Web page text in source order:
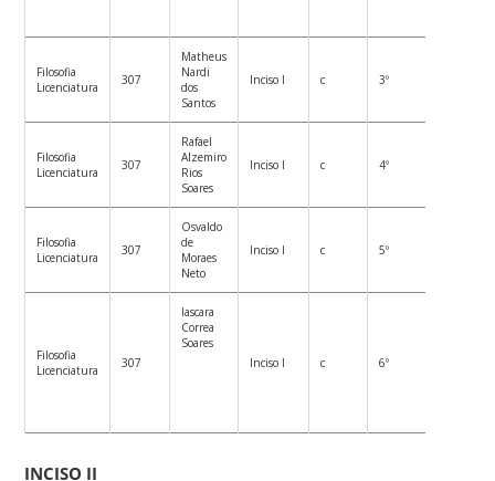
Filosofia
Licenciatura
307
Matheus
Nardi
dos
Santos
Inciso I c 3º
Filosofia
Licenciatura
307
Rafael
Alzemiro
Rios
Soares
Inciso I c 4º
Filosofia
Licenciatura
307
Osvaldo
de
Moraes
Neto
Inciso I c 5º
Filosofia
Licenciatura
307
Iascara
Correa
Soares
Inciso I
c 6º
INCISO II